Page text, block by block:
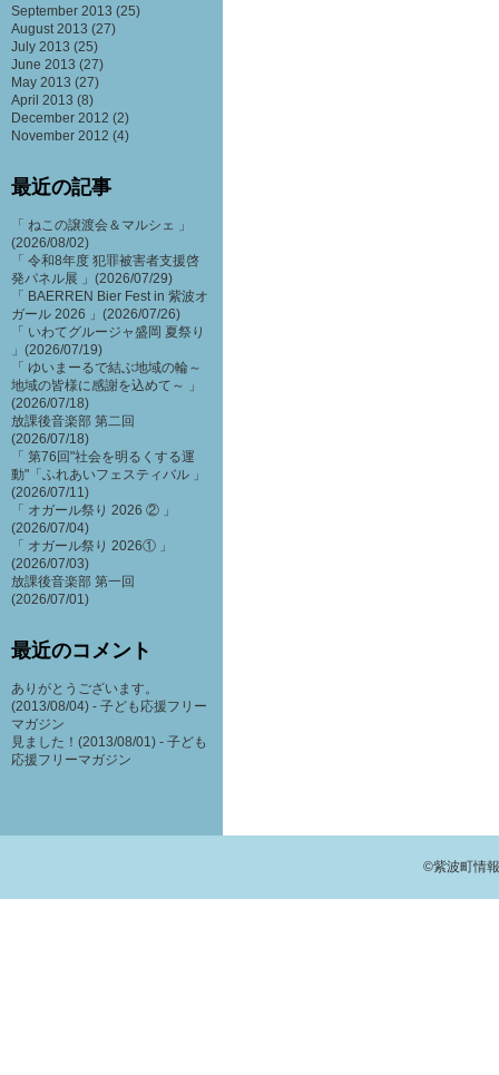
September 2013 (25)
August 2013 (27)
July 2013 (25)
June 2013 (27)
May 2013 (27)
April 2013 (8)
December 2012 (2)
November 2012 (4)
最近の記事
「 ねこの譲渡会＆マルシェ 」
(2026/08/02)
「 令和8年度 犯罪被害者支援啓
発パネル展 」(2026/07/29)
「 BAERREN Bier Fest in 紫波オ
ガール 2026 」(2026/07/26)
「 いわてグルージャ盛岡 夏祭り
」(2026/07/19)
「 ゆいまーるで結ぶ地域の輪～
地域の皆様に感謝を込めて～ 」
(2026/07/18)
放課後音楽部 第二回
(2026/07/18)
「 第76回"社会を明るくする運
動"「ふれあいフェスティバル 」
(2026/07/11)
「 オガール祭り 2026 ② 」
(2026/07/04)
「 オガール祭り 2026① 」
(2026/07/03)
放課後音楽部 第一回
(2026/07/01)
最近のコメント
ありがとうございます。
(2013/08/04) - 子ども応援フリー
マガジン
見ました！(2013/08/01) - 子ども
応援フリーマガジン
©紫波町情